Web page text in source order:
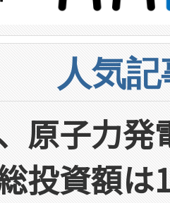
人気
原子力
資額は